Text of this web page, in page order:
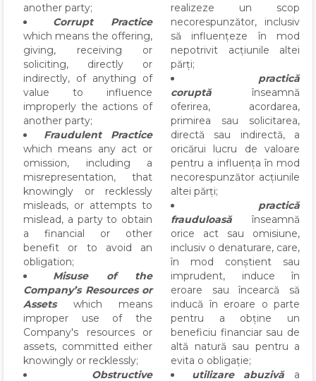
another party;
Corrupt Practice
which means the offering,
giving, receiving or
soliciting, directly or
indirectly, of anything of
value to influence
improperly the actions of
another party;
Fraudulent Practice
which means any act or
omission, including a
misrepresentation, that
knowingly or recklessly
misleads, or attempts to
mislead, a party to obtain
a financial or other
benefit or to avoid an
obligation;
Misuse of the
Company’s Resources or
Assetswhich means
improper use of the
Company's resources or
assets, committed either
knowingly or recklessly;
Obstructive
realizeze un scop
necorespunzător, inclusiv
să influențeze în mod
nepotrivit acțiunile altei
părți;
practică
coruptăînseamnă
oferirea, acordarea,
primirea sau solicitarea,
directă sau indirectă, a
oricărui lucru de valoare
pentru a influența în mod
necorespunzător acțiunile
altei părți;
practică
frauduloasăînseamnă
orice act sau omisiune,
inclusiv o denaturare, care,
în mod conștient sau
imprudent, induce în
eroare sau încearcă să
inducă în eroare o parte
pentru a obține un
beneficiu financiar sau de
altă natură sau pentru a
evita o obligație;
utilizare abuzivăa